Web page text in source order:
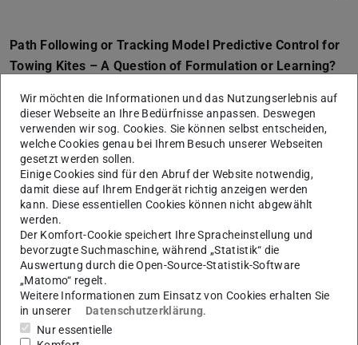
Path Following or Tracking Model Predictive Control for
Towing Kites – A Question of Formulation or Learning?
Abstract
Towing kites bear large potential for carbon neutral
energy generation using high altitude wind. However, to
realize this potential reliable, safe, and efficient control is
essential. This task is often tackled using a trajectory
tracking model predictive control formulation. We show
that such a formulation limits the achievable
performance due to a fixed and predefined trajectory
speed. This can be bypassed by a tailored path following
predictive control formulation, enhancing the controller’s
robustness in different scenarios. Additionally, we show
that learning an accurate model using input-output data
Wir möchten die Informationen und das Nutzungserlebnis auf
dieser Webseite an Ihre Bedürfnisse anpassen. Deswegen
verwenden wir sog. Cookies. Sie können selbst entscheiden,
welche Cookies genau bei Ihrem Besuch unserer Webseiten
gesetzt werden sollen.
Einige Cookies sind für den Abruf der Website notwendig,
damit diese auf Ihrem Endgerät richtig anzeigen werden
kann. Diese essentiellen Cookies können nicht abgewählt
werden.
Der Komfort-Cookie speichert Ihre Spracheinstellung und
bevorzugte Suchmaschine, während „Statistik“ die
Auswertung durch die Open-Source-Statistik-Software
„Matomo“ regelt.
Weitere Informationen zum Einsatz von Cookies erhalten Sie
in unserer
Datenschutzerklärung.
Nur essentielle